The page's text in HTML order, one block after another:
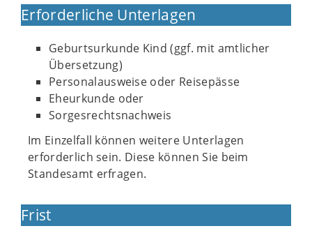
Erforderliche Unterlagen
Geburtsurkunde Kind (ggf. mit amtlicher
Übersetzung)
Personalausweise oder Reisepässe
Eheurkunde oder
Sorgesrechtsnachweis
Im Einzelfall können weitere Unterlagen
erforderlich sein. Diese können Sie beim
Standesamt erfragen.
Frist